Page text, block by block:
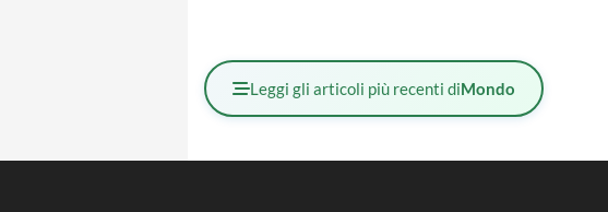
Leggi gli articoli più recenti diMondo